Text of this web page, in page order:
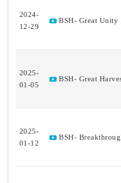
2024-
12-29
BSH- Great Unity
2025-
01-05
BSH- Great
2025-
01-12
BSH-